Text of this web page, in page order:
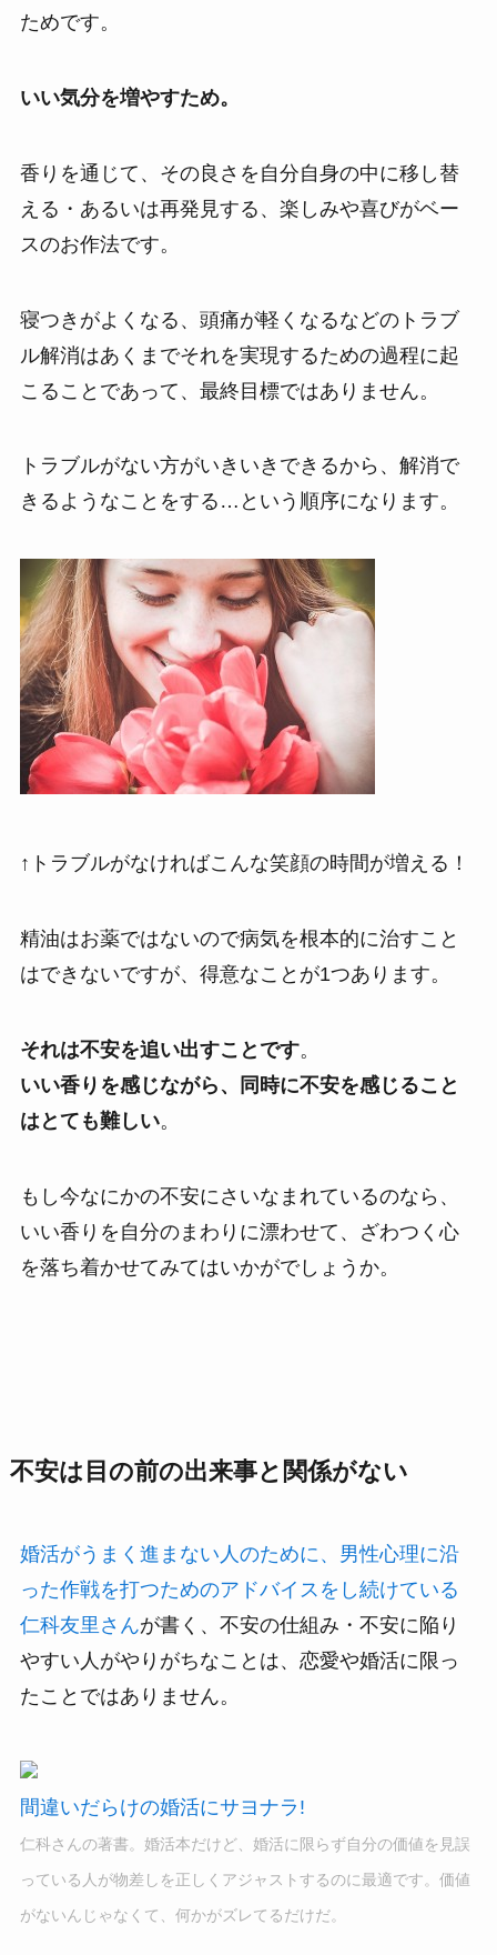
ためです。
いい気分を増やすため。
香りを通じて、その良さを自分自身の中に移し替
える・あるいは再発見する、楽しみや喜びがベー
スのお作法です。
寝つきがよくなる、頭痛が軽くなるなどのトラブ
ル解消はあくまでそれを実現するための過程に起
こることであって、最終目標ではありません。
トラブルがない方がいきいきできるから、解消で
きるようなことをする…という順序になります。
↑トラブルがなければこんな笑顔の時間が増える！
精油はお薬ではないので病気を根本的に治すこと
はできないですが、得意なことが1つあります。
それは不安を追い出すことです。
いい香りを感じながら、同時に不安を感じること
はとても難しい。
もし今なにかの不安にさいなまれているのなら、
いい香りを自分のまわりに漂わせて、ざわつく心
を落ち着かせてみてはいかがでしょうか。
不安は目の前の出来事と関係がない
婚活がうまく進まない人のために、男性心理に沿
った作戦を打つためのアドバイスをし続けている
仁科友里さんが書く、不安の仕組み・不安に陥り
やすい人がやりがちなことは、恋愛や婚活に限っ
たことではありません。
間違いだらけの婚活にサヨナラ!
仁科さんの著書。婚活本だけど、婚活に限らず自分の価値を見誤
っている人が物差しを正しくアジャストするのに最適です。価値
がないんじゃなくて、何かがズレてるだけだ。